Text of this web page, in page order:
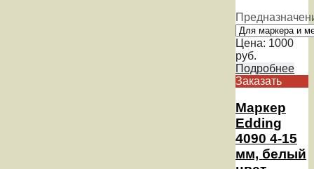
Цена: 1000
руб.
Подробнее
Заказать
Маркер
Edding
4090 4-15
мм, белый